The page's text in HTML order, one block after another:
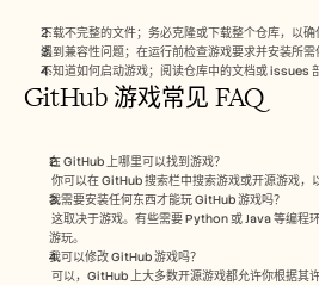
下载不完整的文件；务必克隆或下载整个仓库，以确
遇到兼容性问题；在运行前检查游戏要求并安装所需
不知道如何启动游戏；阅读仓库中的文档或 issues
GitHub 游戏常见 FAQ
在 GitHub 上哪里可以找到游戏？
你可以在 GitHub 搜索栏中搜索游戏或开源游戏，
我需要安装任何东西才能玩 GitHub 游戏吗？
游玩。
我可以修改 GitHub 游戏吗？
可以，GitHub 上大多数开源游戏都允许你根据其